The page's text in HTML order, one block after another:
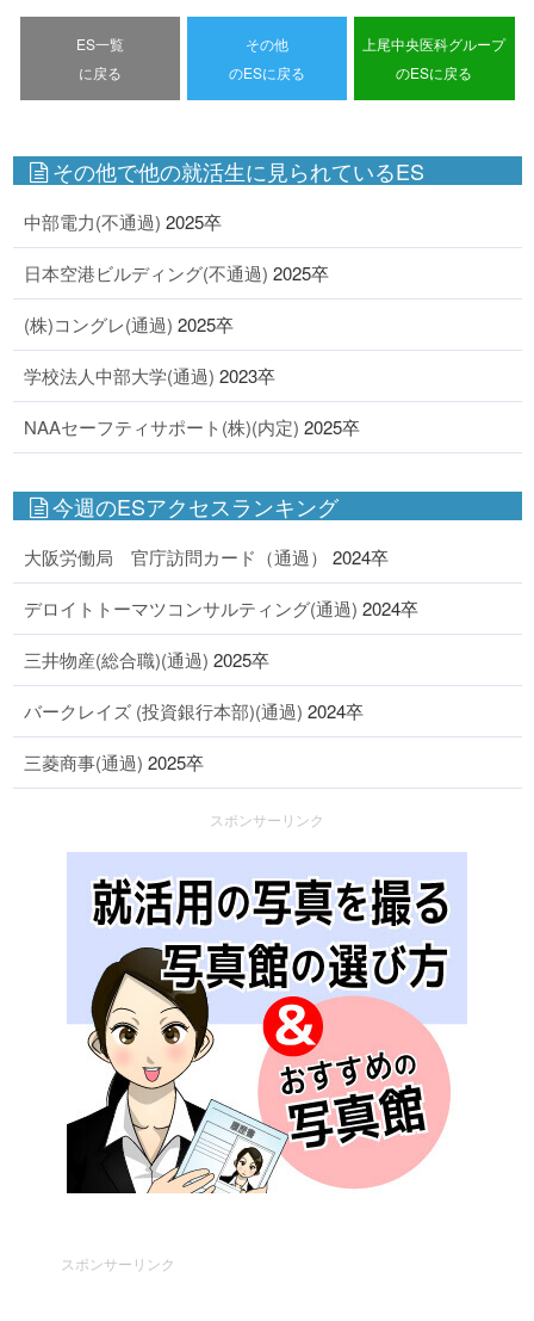
ES一覧
に戻る
その他
のESに戻る
上尾中央医科グループ
のESに戻る
その他で他の就活生に見られているES
中部電力(不通過) 2025卒
日本空港ビルディング(不通過) 2025卒
(株)コングレ(通過) 2025卒
学校法人中部大学(通過) 2023卒
NAAセーフティサポート(株)(内定) 2025卒
今週のESアクセスランキング
大阪労働局 官庁訪問カード（通過） 2024卒
デロイトトーマツコンサルティング(通過) 2024卒
三井物産(総合職)(通過) 2025卒
バークレイズ (投資銀行本部)(通過) 2024卒
三菱商事(通過) 2025卒
スポンサーリンク
スポンサーリンク